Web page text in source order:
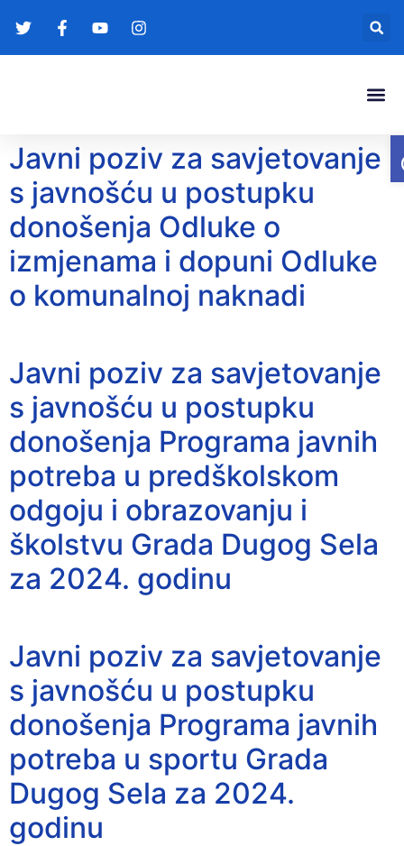
Javni poziv za savjetovanje
s javnošću u postupku
donošenja Odluke o
izmjenama i dopuni Odluke
o komunalnoj naknadi
Javni poziv za savjetovanje
s javnošću u postupku
donošenja Programa javnih
potreba u predškolskom
odgoju i obrazovanju i
školstvu Grada Dugog Sela
za 2024. godinu
Javni poziv za savjetovanje
s javnošću u postupku
donošenja Programa javnih
potreba u sportu Grada
Dugog Sela za 2024.
godinu